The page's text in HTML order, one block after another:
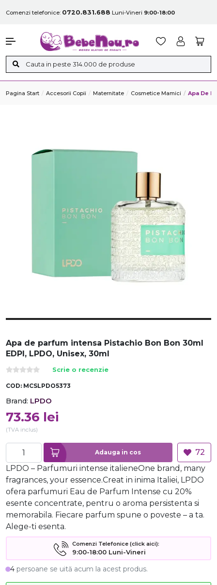
Comenzi telefonice: 0720.831.688 Luni-Vineri 9:00-18:00
Pagina Start Accesorii Copii Maternitate Cosmetice Mamici Apa De
Apa de parfum intensa Pistachio Bon Bon 30ml
EDPI, LPDO, Unisex, 30ml
Scrie o recenzie
COD: MCSLPDO5373
Brand: LPDO
73.36 lei
(TVA inclus)
Adauga in cos
72
LPDO – Parfumuri intense italieneOne brand, many
fragrances, your essence.Creat in inima Italiei, LPDO
ofera parfumuri Eau de Parfum Intense cu 20%
esente concentrate, pentru o aroma persistenta si
memorabila. Fiecare parfum spune o poveste – a ta.
Alege-ti esenta.
Comenzi Telefonice (click aici):
9:00-18:00 Luni-Vineri
4 persoane se uită acum la acest produs.